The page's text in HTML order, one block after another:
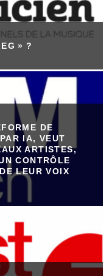
» ?
DE
IA, VEUT
ARTISTES,
CONTRÔLE
LEUR VOIX